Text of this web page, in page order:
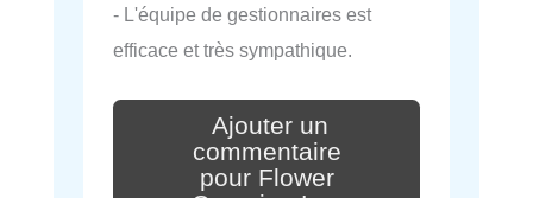
- L'équipe de gestionnaires est
efficace et très sympathique.
Ajouter un
commentaire
pour Flower